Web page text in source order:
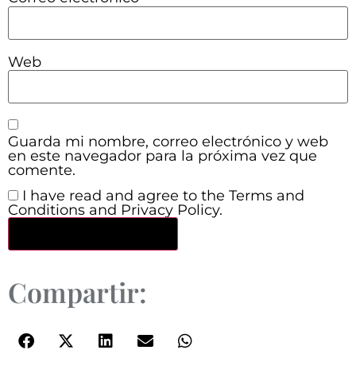
Web
Guarda mi nombre, correo electrónico y web
en este navegador para la próxima vez que
comente.
I have read and agree to the Terms and
Conditions and Privacy Policy.
Compartir: